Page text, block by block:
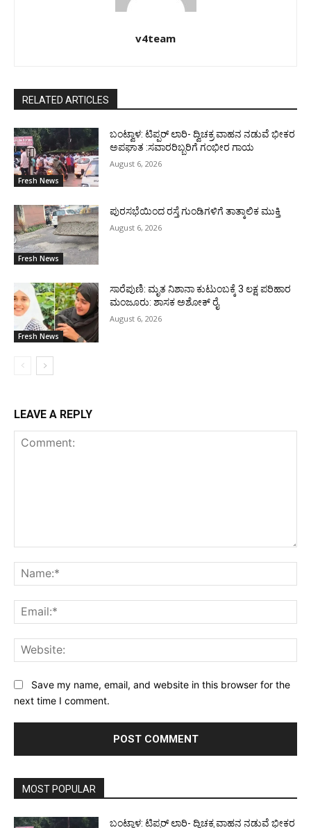
v4team
RELATED ARTICLES
Fresh News
ಬಂಟ್ವಾಳ: ಟಿಪ್ಪರ್ ಲಾರಿ- ದ್ವಿಚಕ್ರ ವಾಹನ ನಡುವೆ ಭೀಕರ
ಅಪಘಾತ :ಸವಾರರಿಬ್ಬರಿಗೆ ಗಂಭೀರ ಗಾಯ
August 6, 2026
Fresh News
ಪುರಸಭೆಯಿಂದ ರಸ್ತೆ ಗುಂಡಿಗಳಿಗೆ ತಾತ್ಕಾಲಿಕ ಮುಕ್ತಿ
August 6, 2026
Fresh News
ಸಾರೆಪುಣಿ: ಮೃತ ನಿಶಾನಾ ಕುಟುಂಬಕ್ಕೆ 3 ಲಕ್ಷ ಪರಿಹಾರ
ಮಂಜೂರು: ಶಾಸಕ ಅಶೋಕ್ ರೈ
August 6, 2026
LEAVE A REPLY
Save my name, email, and website in this browser for the
next time I comment.
MOST POPULAR
ಬಂಟ್ವಾಳ: ಟಿಪ್ಪರ್ ಲಾರಿ- ದ್ವಿಚಕ್ರ ವಾಹನ ನಡುವೆ ಭೀಕರ